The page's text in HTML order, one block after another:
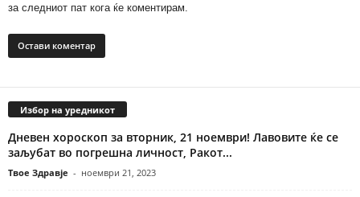
за следниот пат кога ќе коментирам.
Избор на уредникот
Дневен хороскоп за вторник, 21 ноември! Лавовите ќе се
заљубат во погрешна личност, Ракот...
Твое Здравје - ноември 21, 2023